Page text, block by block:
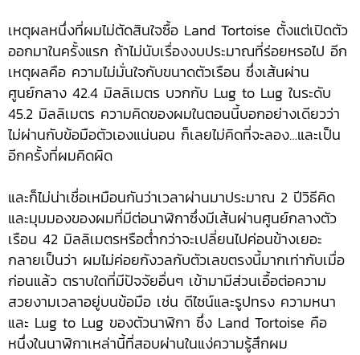
เหตุผลหนึ่งที่ผมไม่ตัดสินใจซื้อ Land Tortoise ตั้งแต่เปิดตัว
ออกมาในครั้งแรก ถ้าไม่นับเรื่องงบประมาณที่ร่อยหรอไป อีก
เหตุผลคือ ความไม่มั่นใจกับขนาดตัวเรือน ซึ่งเส้นผ่าน
ศูนย์กลาง 42.4 มิลลิเมตร บวกกับ Lug to Lug ในระดับ
45.2 มิลลิเมตร ความคิดของผมในตอนนี้บอกอย่างเดียวว่า
ไม่ผ่านกับข้อมือตัวเองแน่นอน ก็เลยไม่คิดที่จะลอง…และเป็น
อีกครั้งที่ผมคิดผิด
และก็ไม่น่าเชื่อเหมือนกันว่าเวลาผ่านมาประมาณ 2 ปีวิธีคิด
และมุมมองของผมที่มีต่อนาฬิกาซึ่งมีเส้นผ่านศูนย์กลางตัว
เรือน 42 มิลลิเมตรหรือต่ำกว่าจะเปลี่ยนไปค่อนข้างเยอะ
กลายเป็นว่า ผมไม่ค่อยกังวลกับตัวเลขตรงนี้มากเท่ากับเมื่อ
ก่อนแล้ว ตราบใดที่มีปัจจัยอื่นๆ เข้ามามีส่วนเอื้อต่อความ
สวยงามเวลาอยู่บนข้อมือ เช่น ดีไซน์และรูปทรง ความหนา
และ Lug to Lug ของตัวนาฬิกา ซึ่ง Land Tortoise คือ
หนึ่งในนาฬิกาเหล่านี้ที่สอบผ่านในแง่ความรู้สึกผม